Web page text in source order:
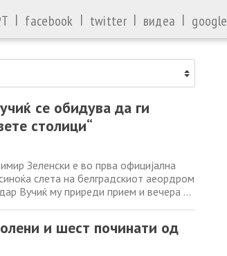
| facebook | twitter | видеа | google
се обидува да ги
столици“
Зеленски е во прва официјална
слета на белградскиот аеордром
Вучиќ му приреди прием и вечера во
и шест починати од